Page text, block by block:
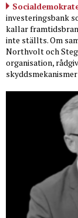
investeringsbank
kallar
inte ställts. Om
Northvolt och
organisation,